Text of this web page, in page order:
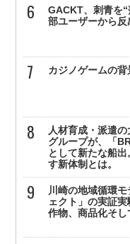
GACKT、刺青を
部ユーザーから反
カジノゲームの背
人材育成・派遣
グループが、「
として新たな船
す新体制とは。
川崎の地域循環
ェクト」の実証
作物、商品化そ